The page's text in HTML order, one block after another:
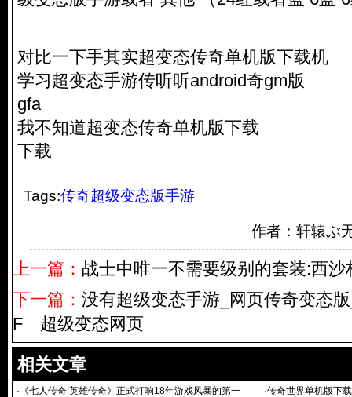
对比一下手其实超变态传奇单机版下载机
学习超变态手游传听听android奇gm版
gfa
我不知道超变态传奇单机版下载
下载
Tags:传奇超级变态版手游
作者：轩辕ぶ
上一篇： 战士中唯一不需要级别的套装:西沙
下一篇： 没有超级变态手游_网页传奇变态
F 超级变态网页
相关文章
· 《七人传奇:英雄传奇》正式打响18年游戏风暴的第一 ·传奇世界单机版下